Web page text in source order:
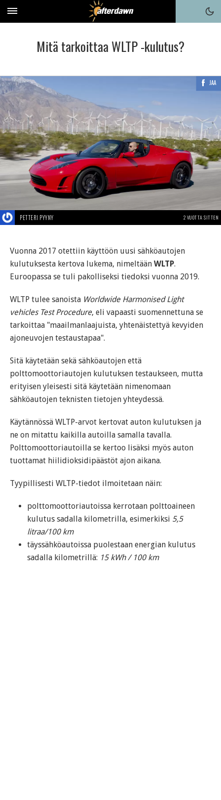
Mitä tarkoittaa WLTP -kulutus?
JAA
PETTERI PYYNY 2 VUOTTA SITTEN
Vuonna 2017 otettiin käyttöön uusi sähköautojen
kulutuksesta kertova lukema, nimeltään WLTP.
Euroopassa se tuli pakolliseksi tiedoksi vuonna 2019.
WLTP tulee sanoista Worldwide Harmonised Light
vehicles Test Procedure, eli vapaasti suomennettuna se
tarkoittaa "maailmanlaajuista, yhtenäistettyä kevyiden
ajoneuvojen testaustapaa".
Sitä käytetään sekä sähköautojen että
polttomoottoriautojen kulutuksen testaukseen, mutta
erityisen yleisesti sitä käytetään nimenomaan
sähköautojen teknisten tietojen yhteydessä.
Käytännössä WLTP-arvot kertovat auton kulutuksen ja
ne on mitattu kaikilla autoilla samalla tavalla.
Polttomoottoriautoilla se kertoo lisäksi myös auton
tuottamat hiilidioksidipäästöt ajon aikana.
Tyypillisesti WLTP-tiedot ilmoitetaan näin:
polttomoottoriautoissa kerrotaan polttoaineen
kulutus sadalla kilometrilla, esimerkiksi 5,5
litraa/100 km
täyssähköautoissa puolestaan energian kulutus
sadalla kilometrillä: 15 kWh / 100 km